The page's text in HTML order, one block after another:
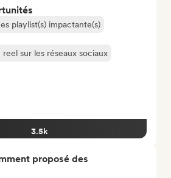
playlist(s) impactante(s)
sur les réseaux sociaux
3.5k
proposé des